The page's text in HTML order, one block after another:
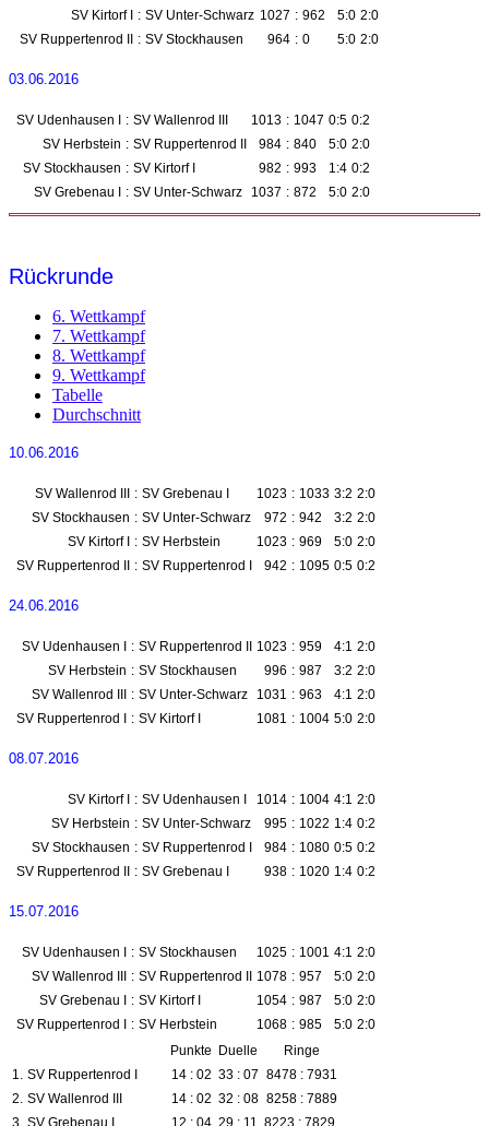
SV Kirtorf I : SV Unter-Schwarz 1027 : 962 5:0 2:0
SV Ruppertenrod II : SV Stockhausen 964 : 0 5:0 2:0
03.06.2016
SV Udenhausen I : SV Wallenrod III 1013 : 1047 0:5 0:2
SV Herbstein : SV Ruppertenrod II 984 : 840 5:0 2:0
SV Stockhausen : SV Kirtorf I 982 : 993 1:4 0:2
SV Grebenau I : SV Unter-Schwarz 1037 : 872 5:0 2:0
Rückrunde
6. Wettkampf
7. Wettkampf
8. Wettkampf
9. Wettkampf
Tabelle
Durchschnitt
10.06.2016
SV Wallenrod III : SV Grebenau I 1023 : 1033 3:2 2:0
SV Stockhausen : SV Unter-Schwarz 972 : 942 3:2 2:0
SV Kirtorf I : SV Herbstein 1023 : 969 5:0 2:0
SV Ruppertenrod II : SV Ruppertenrod I 942 : 1095 0:5 0:2
24.06.2016
SV Udenhausen I : SV Ruppertenrod II 1023 : 959 4:1 2:0
SV Herbstein : SV Stockhausen 996 : 987 3:2 2:0
SV Wallenrod III : SV Unter-Schwarz 1031 : 963 4:1 2:0
SV Ruppertenrod I : SV Kirtorf I 1081 : 1004 5:0 2:0
08.07.2016
SV Kirtorf I : SV Udenhausen I 1014 : 1004 4:1 2:0
SV Herbstein : SV Unter-Schwarz 995 : 1022 1:4 0:2
SV Stockhausen : SV Ruppertenrod I 984 : 1080 0:5 0:2
SV Ruppertenrod II : SV Grebenau I 938 : 1020 1:4 0:2
15.07.2016
SV Udenhausen I : SV Stockhausen 1025 : 1001 4:1 2:0
SV Wallenrod III : SV Ruppertenrod II 1078 : 957 5:0 2:0
SV Grebenau I : SV Kirtorf I 1054 : 987 5:0 2:0
SV Ruppertenrod I : SV Herbstein 1068 : 985 5:0 2:0
Punkte Duelle
Ringe
1. SV Ruppertenrod I 14 : 02 33 : 07 8478 : 7931
2. SV Wallenrod III 14 : 02 32 : 08 8258 : 7889
3. SV Grebenau I 12 : 04 29 : 11 8223 : 7829